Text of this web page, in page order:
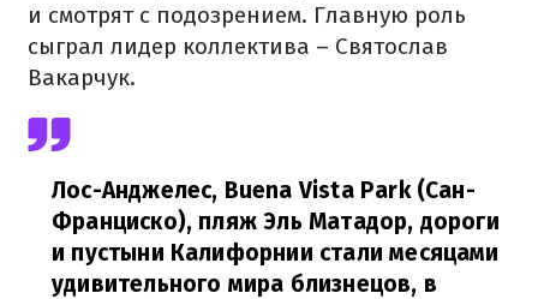
и смотрят с подозрением. Главную роль
сыграл лидер коллектива – Святослав
Вакарчук.
Лос-Анджелес, Buena Vista Park (Сан-
Франциско), пляж Эль Матадор, дороги
и пустыни Калифорнии стали месяцами
удивительного мира близнецов, в